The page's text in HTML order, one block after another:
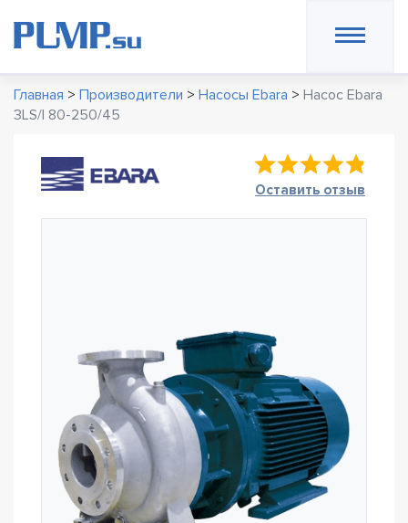
Главная > Производители > Насосы Ebara > Насос Ebara
3LS/I 80-250/45
Оставить отзыв